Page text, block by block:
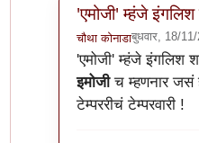
'एमोजी' म्हंजे
चौथा कोनाडाबुधवार, 18/
In reply to
'एमोजी' म्हंजे इंगलिश
इमोजीच म्हणनार जसं
टेम्पररीचं टेम्परवारी !